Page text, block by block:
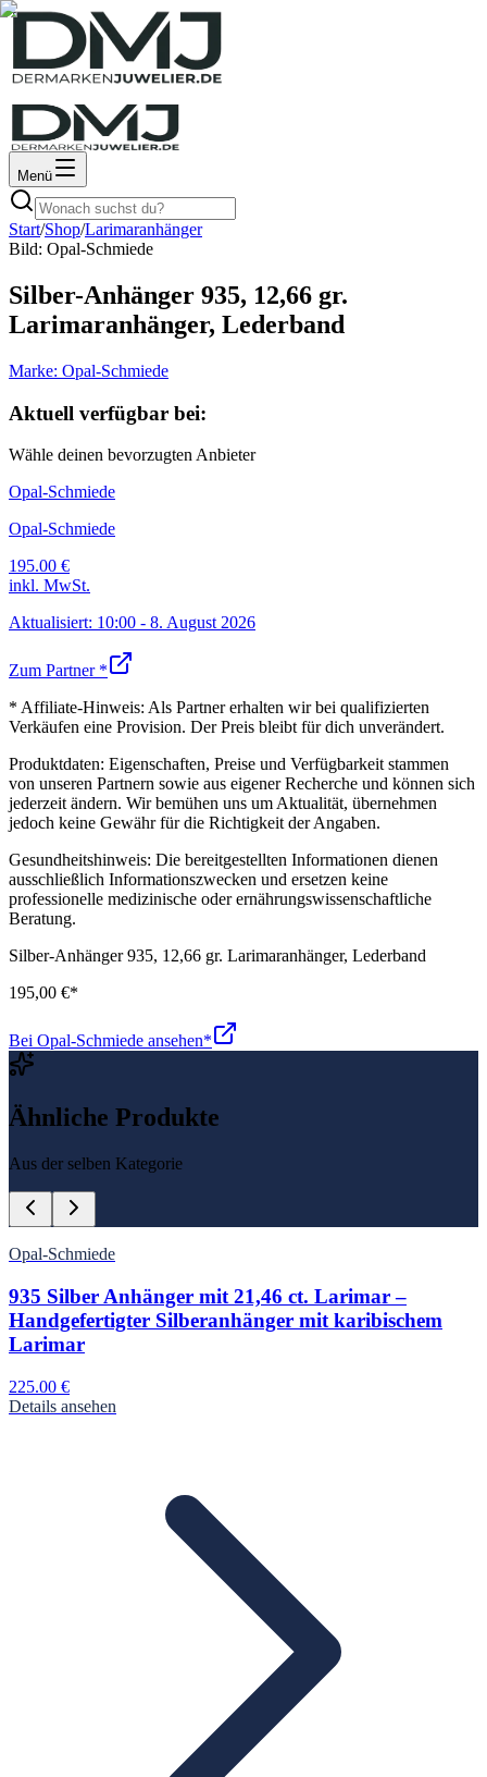
Menü
Start/Shop/Larimaranhänger
Bild: Opal-Schmiede
Silber-Anhänger 935, 12,66 gr.
Larimaranhänger, Lederband
Marke: Opal-Schmiede
Aktuell verfügbar bei:
Wähle deinen bevorzugten Anbieter
Opal-Schmiede
Opal-Schmiede
195.00 €
inkl. MwSt.
Aktualisiert: 10:00 - 8. August 2026
Zum Partner *
* Affiliate-Hinweis: Als Partner erhalten wir bei qualifizierten
Verkäufen eine Provision. Der Preis bleibt für dich unverändert.
Produktdaten: Eigenschaften, Preise und Verfügbarkeit stammen
von unseren Partnern sowie aus eigener Recherche und können sich
jederzeit ändern. Wir bemühen uns um Aktualität, übernehmen
jedoch keine Gewähr für die Richtigkeit der Angaben.
Gesundheitshinweis: Die bereitgestellten Informationen dienen
ausschließlich Informationszwecken und ersetzen keine
professionelle medizinische oder ernährungswissenschaftliche
Beratung.
Silber-Anhänger 935, 12,66 gr. Larimaranhänger, Lederband
195,00 €*
Bei Opal-Schmiede ansehen*
Ähnliche Produkte
Aus der selben Kategorie
Opal-Schmiede
935 Silber Anhänger mit 21,46 ct. Larimar –
Handgefertigter Silberanhänger mit karibischem
Larimar
225.00 €
Details ansehen